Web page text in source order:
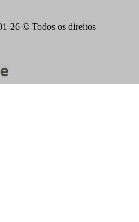
26 © Todos os direitos